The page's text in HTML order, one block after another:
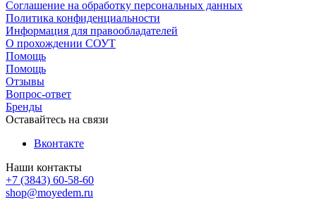
Соглашение на обработку персональных данных
Политика конфиденциальности
Информация для правообладателей
О прохождении СОУТ
Помощь
Помощь
Отзывы
Вопрос-ответ
Бренды
Оставайтесь на связи
Вконтакте
Наши контакты
+7 (3843) 60-58-60
shop@moyedem.ru